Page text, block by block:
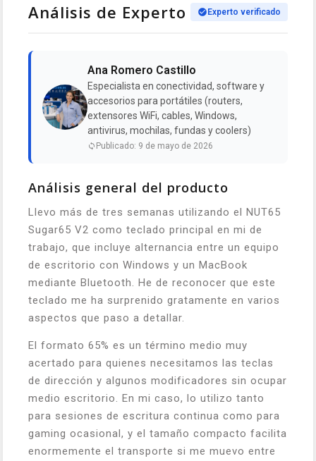
Análisis de Experto Experto verificado
Ana Romero Castillo
Especialista en conectividad, software y
accesorios para portátiles (routers,
extensores WiFi, cables, Windows,
antivirus, mochilas, fundas y coolers)
Publicado: 9 de mayo de 2026
Análisis general del producto
Llevo más de tres semanas utilizando el NUT65
Sugar65 V2 como teclado principal en mi de
trabajo, que incluye alternancia entre un equipo
de escritorio con Windows y un MacBook
mediante Bluetooth. He de reconocer que este
teclado me ha surprenido gratamente en varios
aspectos que paso a detallar.
El formato 65% es un término medio muy
acertado para quienes necesitamos las teclas
de dirección y algunos modificadores sin ocupar
medio escritorio. En mi caso, lo utilizo tanto
para sesiones de escritura continua como para
gaming ocasional, y el tamaño compacto facilita
enormemente el transporte si me muevo entre